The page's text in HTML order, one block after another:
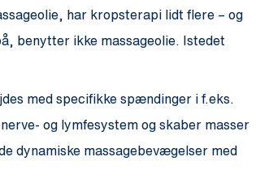
har kropsterapi lidt flere – og
benytter ikke massageolie. Istedet
med specifikke spændinger i f.eks.
og lymfesystem og skaber masser
dynamiske massagebevægelser med